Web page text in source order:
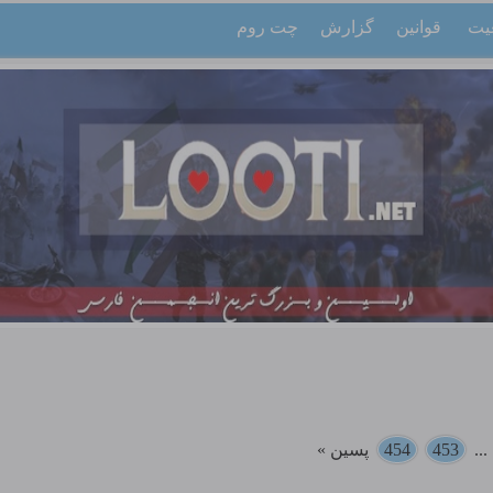
قوانین گزارش چت روم
453
454 پسین »